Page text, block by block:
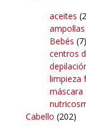
aceites
ampollas
Bebés (7)
centros
limpieza
máscara
Cabello (202)